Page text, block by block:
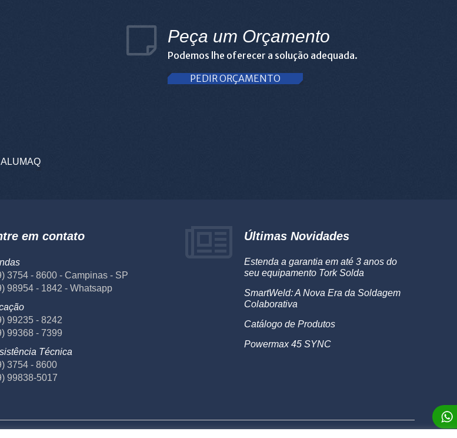
Peça um Orçamento
Podemos lhe oferecer a solução adequada.
PEDIR ORÇAMENTO
em contato
3754 - 8600 - Campinas - SP
98954 - 1842 - Whatsapp
99235 - 8242
99368 - 7399
Técnica
3754 - 8600
99838-5017
Últimas Novidades
Estenda a garantia em até 3 anos do
seu equipamento Tork Solda
SmartWeld: A Nova Era da Soldagem
Colaborativa
Catálogo de Produtos
Powermax 45 SYNC